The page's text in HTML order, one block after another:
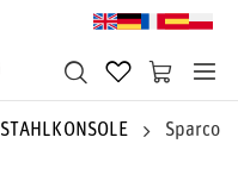
STAHLKONSOLE Sparco